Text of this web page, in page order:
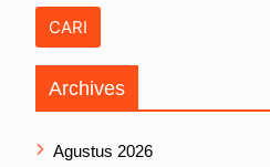
Archives
Agustus 2026